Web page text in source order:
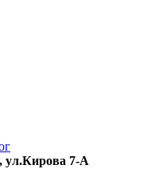
ул.Кирова 7-А